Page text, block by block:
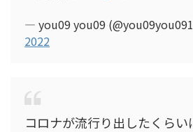
— you09 you09
2022
コロナが流行り出したくら